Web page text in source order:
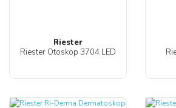
Riester
Riester Otoskop 3704 LED